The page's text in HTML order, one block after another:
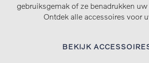
gebruiksgemak of ze benadrukken
Ontdek alle accessoires voor
BEKIJK